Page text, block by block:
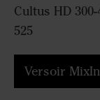
Cultus HD
525
Versoir